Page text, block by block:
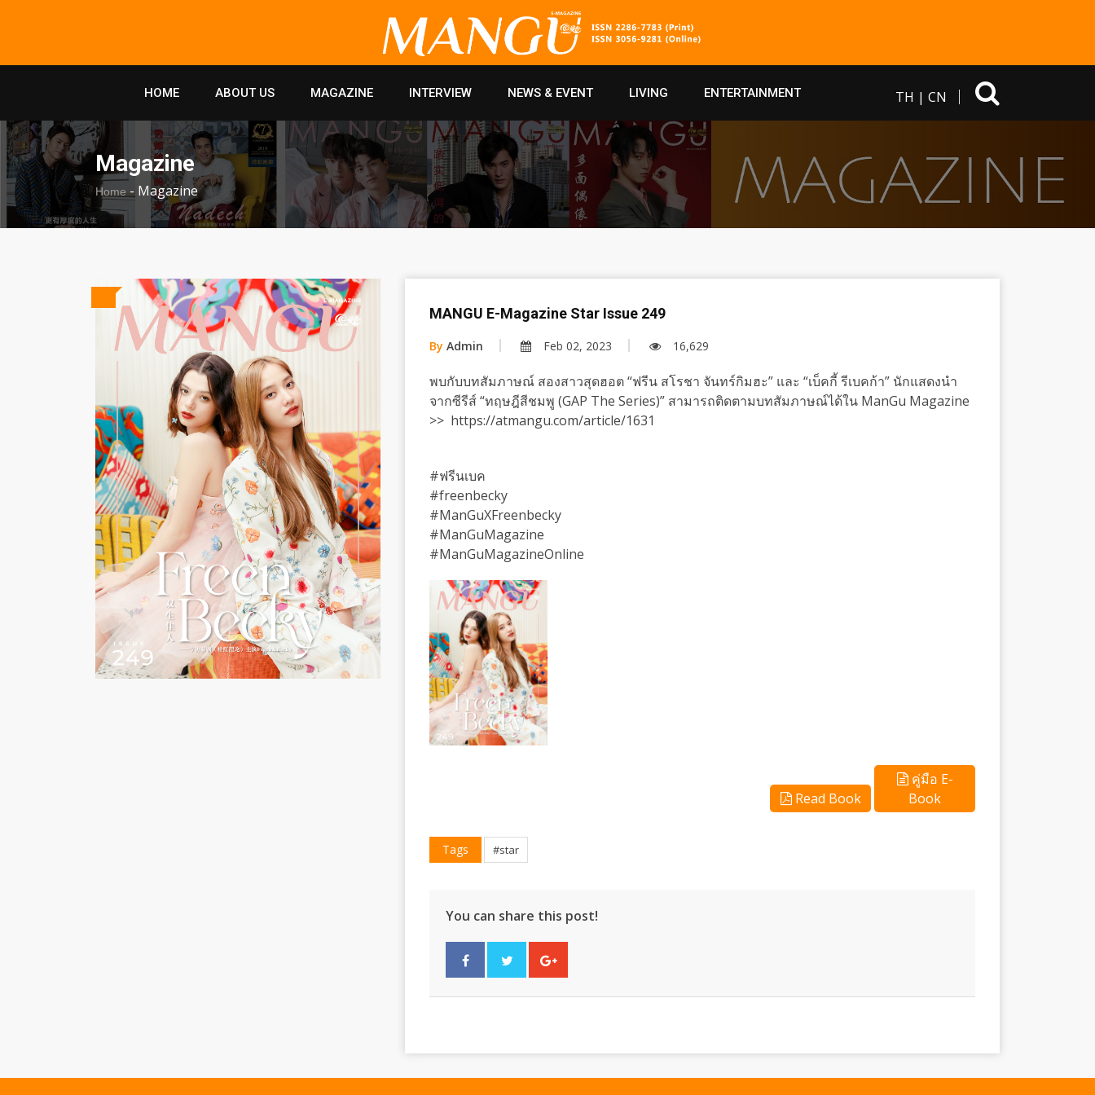
HOME ABOUT US MAGAZINE INTERVIEW NEWS & EVENT LIVING ENTERTAINMENT TH | CN
Magazine
Home - Magazine
MANGU E-Magazine Star Issue 249
By Admin Feb 02, 2023 16,629
พบกับบทสัมภาษณ์ สองสาวสุดฮอต “ฟรีน สโรชา จันทร์กิมฮะ” และ “เบ็คกี้ รีเบคก้า” นักแสดงนำ
จากซีรีส์ “ทฤษฎีสีชมพู (GAP The Series)” สามารถติดตามบทสัมภาษณ์ได้ใน ManGu Magazine
>> https://atmangu.com/article/1631
#ฟรีนเบค
#freenbecky
#ManGuXFreenbecky
#ManGuMagazine
#ManGuMagazineOnline
Read Book
คู่มือ E-
Book
Tags #star
You can share this post!